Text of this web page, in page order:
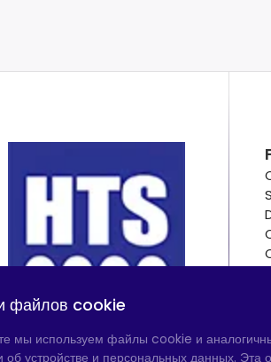
файлов cookie
мы используем файлы cookie и
устройстве и персональных данных. Эта